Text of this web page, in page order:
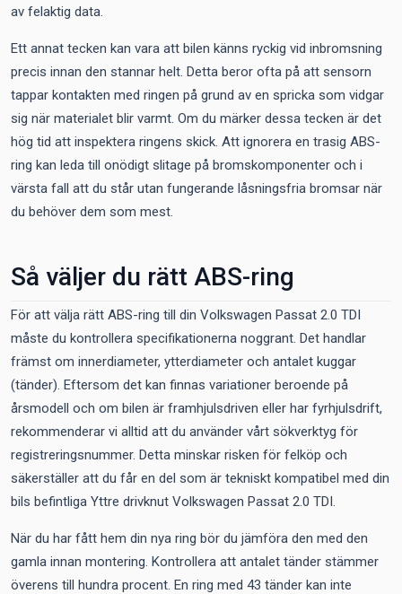
av felaktig data.
Ett annat tecken kan vara att bilen känns ryckig vid inbromsning
precis innan den stannar helt. Detta beror ofta på att sensorn
tappar kontakten med ringen på grund av en spricka som vidgar
sig när materialet blir varmt. Om du märker dessa tecken är det
hög tid att inspektera ringens skick. Att ignorera en trasig ABS-
ring kan leda till onödigt slitage på bromskomponenter och i
värsta fall att du står utan fungerande låsningsfria bromsar när
du behöver dem som mest.
Så väljer du rätt ABS-ring
För att välja rätt ABS-ring till din Volkswagen Passat 2.0 TDI
måste du kontrollera specifikationerna noggrant. Det handlar
främst om innerdiameter, ytterdiameter och antalet kuggar
(tänder). Eftersom det kan finnas variationer beroende på
årsmodell och om bilen är framhjulsdriven eller har fyrhjulsdrift,
rekommenderar vi alltid att du använder vårt sökverktyg för
registreringsnummer. Detta minskar risken för felköp och
säkerställer att du får en del som är tekniskt kompatibel med din
bils befintliga Yttre drivknut Volkswagen Passat 2.0 TDI.
När du har fått hem din nya ring bör du jämföra den med den
gamla innan montering. Kontrollera att antalet tänder stämmer
överens till hundra procent. En ring med 43 tänder kan inte